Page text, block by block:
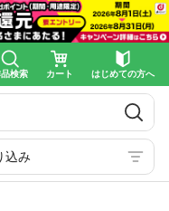
検索 カート はじめての方へ
込み